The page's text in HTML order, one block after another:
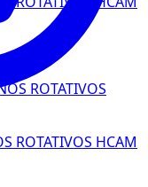
ROTATIVOS HCAM